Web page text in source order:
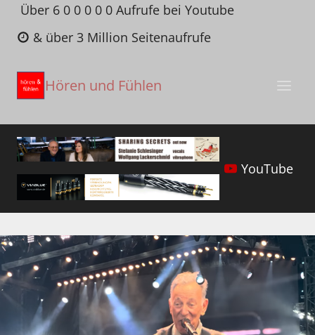
Zum
Inhalt
springen
Über 6 0 0 0 0 0 Aufrufe bei Youtube
& über 3 Million Seitenaufrufe
Hören und Fühlen
YouTube